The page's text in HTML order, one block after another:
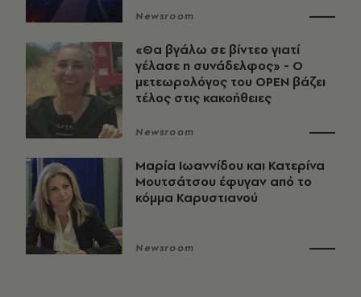
Newsroom
«Θα βγάλω σε βίντεο γιατί
γέλασε η συνάδελφος» - Ο
μετεωρολόγος του OPEN βάζει
τέλος στις κακοήθειες
Newsroom
Μαρία Ιωαννίδου και Κατερίνα
Μουτσάτσου έφυγαν από το
κόμμα Καρυστιανού
Newsroom